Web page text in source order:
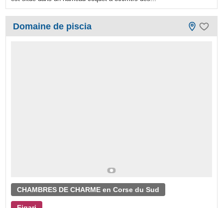
Domaine de piscia
CHAMBRES DE CHARME en Corse du Sud